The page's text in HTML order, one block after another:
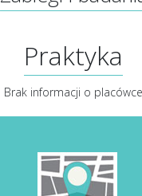
Praktyka
Brak informacji o placówce